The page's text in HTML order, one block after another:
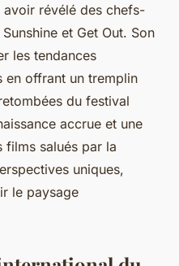
avoir révélé des chefs-
et Get Out. Son
les tendances
en offrant un tremplin
du festival
accrue et une
salués par la
uniques,
le paysage